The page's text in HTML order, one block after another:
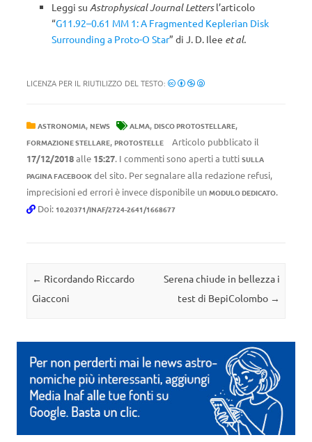
Leggi su Astrophysical Journal Lettersl’articolo
“G11.92–0.61 MM 1: A Fragmented Keplerian Disk
Surrounding a Proto-O Star” di J. D. Ilee et al.
LICENZA PER IL RIUTILIZZO DEL TESTO:
ASTRONOMIA, NEWS ALMA, DISCO PROTOSTELLARE,
FORMAZIONE STELLARE, PROTOSTELLE
Articolo pubblicato il
17/12/2018alle 15:27. I commenti sono aperti a tutti SULLA
PAGINA FACEBOOK del sito. Per segnalare alla redazione refusi,
imprecisioni ed errori è invece disponibile un MODULO DEDICATO.
Doi: 10.20371/INAF/2724-2641/1668677
Navigazione articolo
← Ricordando Riccardo
Giacconi
Serena chiude in bellezza i
test di BepiColombo →